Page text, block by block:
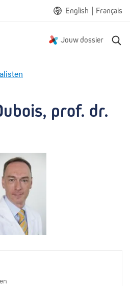
English | Français
Jouw dossier
i
p
h
e
D
u
b
o
prof. dr.